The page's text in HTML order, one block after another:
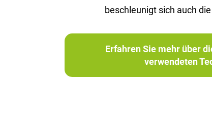
be­schleu­nigt sich auch
Erfahren Sie mehr über
verwendeten